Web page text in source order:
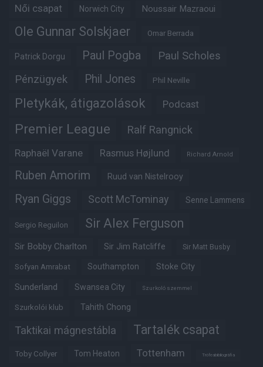
Női csapat Norwich City Noussair Mazraoui
Ole Gunnar Solskjaer Omar Berrada
Patrick Dorgu Paul Pogba Paul Scholes
Pénzügyek Phil Jones Phil Neville
Pletykák, átigazolások Podcast
Premier League Ralf Rangnick
Raphaël Varane Rasmus Højlund Richard Arnold
Ruben Amorim Ruud van Nistelrooy
Ryan Giggs Scott McTominay Senne Lammens
Sergio Reguilon Sir Alex Ferguson
Sir Bobby Charlton Sir Jim Ratcliffe Sir Matt Busby
Sofyan Amrabat Southampton Stoke City
Sunderland Swansea City Szurkoló szemmel
Szurkolói klub Tahith Chong
Taktikai mágnestábla Tartalék csapat
Toby Collyer Tom Heaton Tottenham Trófeabibliográfia